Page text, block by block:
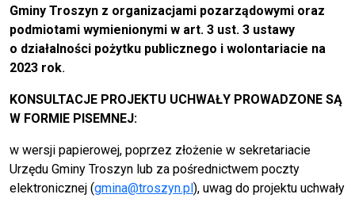
Gminy Troszyn z organizacjami pozarządowymi oraz
podmiotami wymienionymi w art. 3 ust. 3 ustawy
o działalności pożytku publicznego i wolontariacie na
2023 rok.
KONSULTACJE PROJEKTU UCHWAŁY PROWADZONE SĄ
W FORMIE PISEMNEJ:
w wersji papierowej, poprzez złożenie w sekretariacie
Urzędu Gminy Troszyn lub za pośrednictwem poczty
elektronicznej (gmina@troszyn.pl), uwag do projektu uchwały